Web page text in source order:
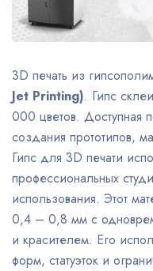
3D печать из
Jet Printing). Гипс
000 цветов. Доступная
создания прототипов,
Гипс для 3D печати
профессиональных
использования. Этот
0,4 – 0,8 мм с
и красителем. Его
форм, статуэток и